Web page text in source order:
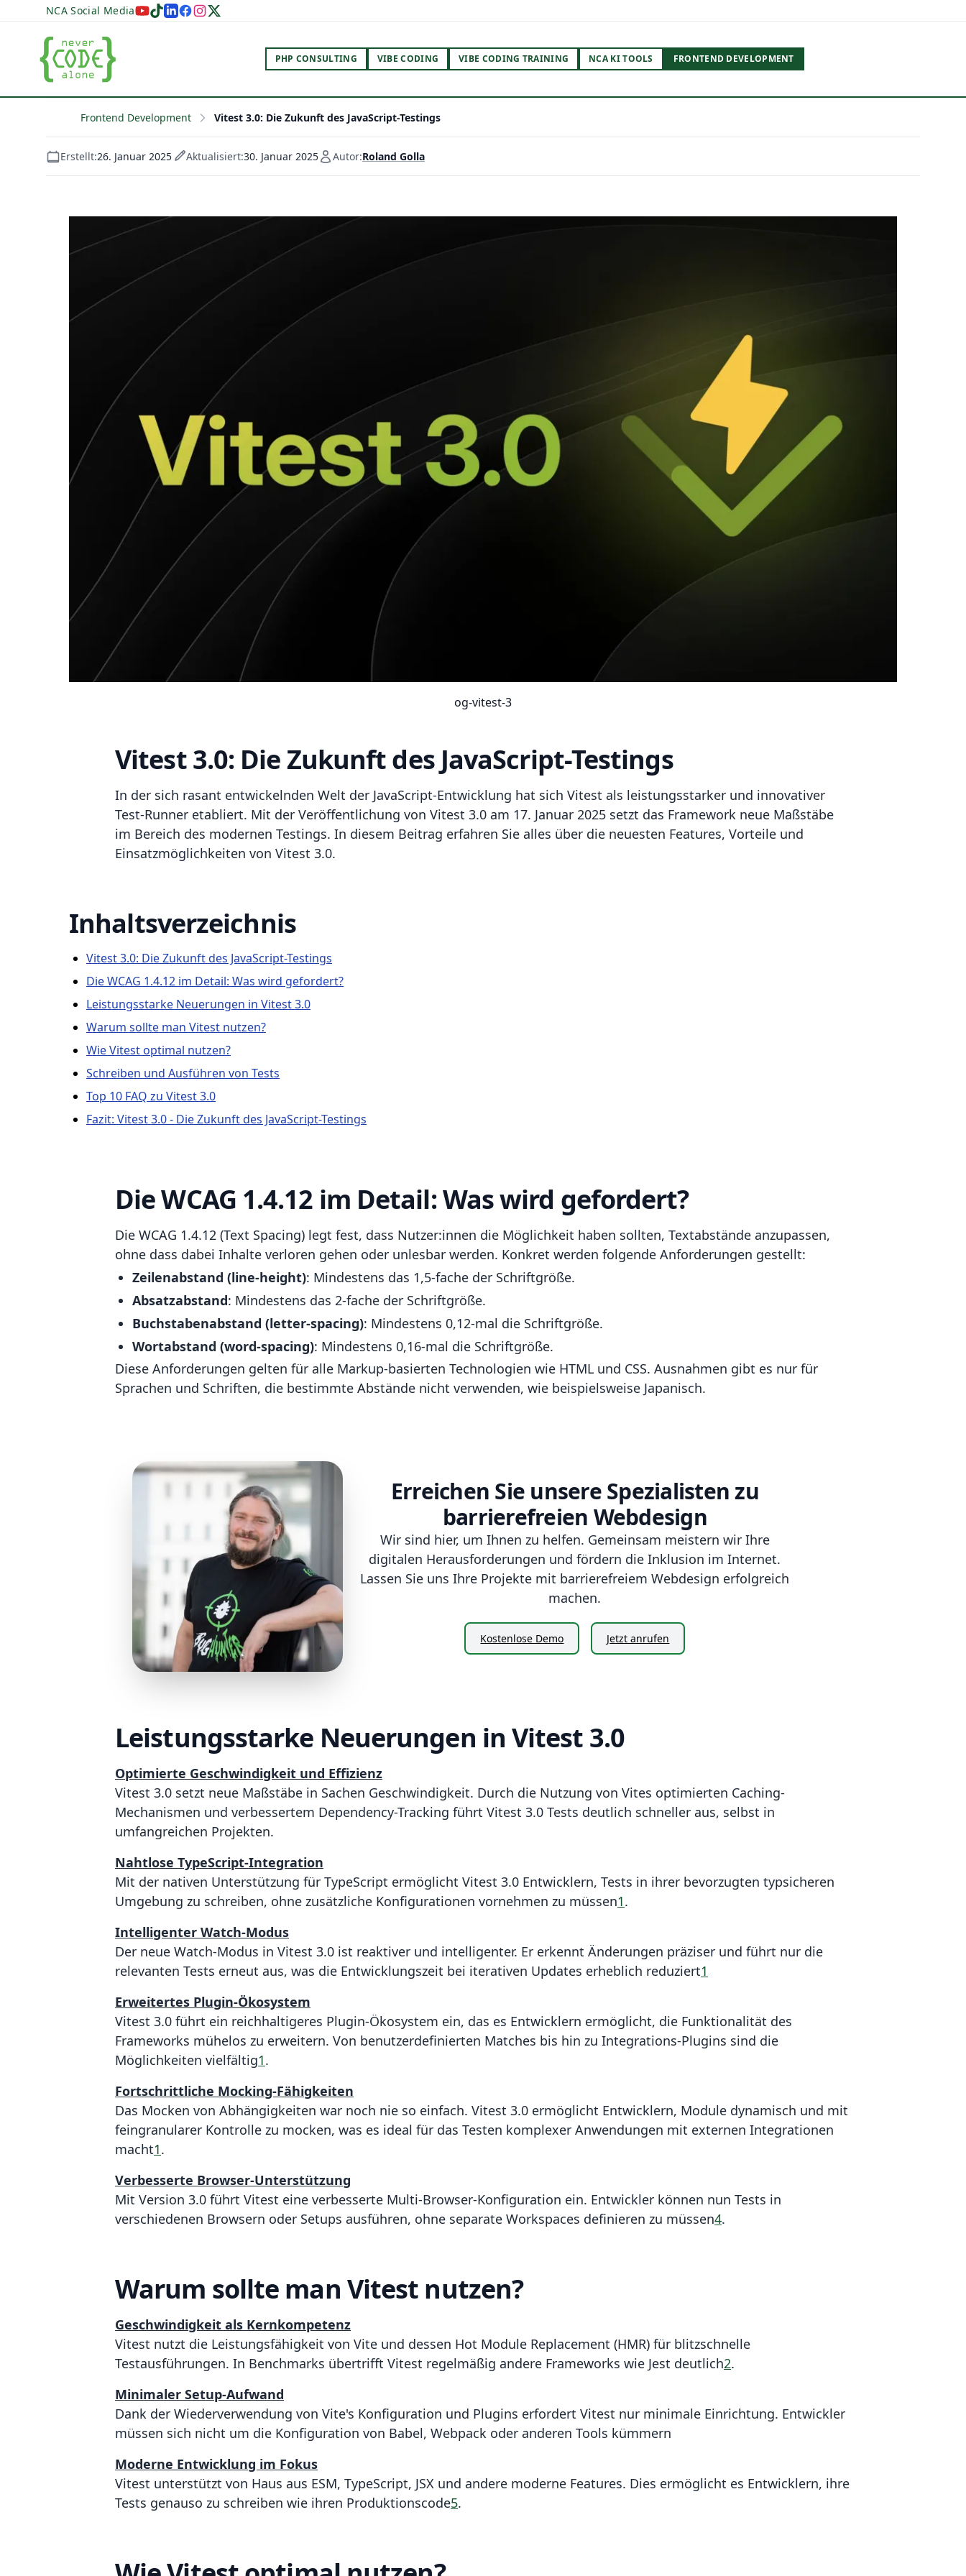
NCA Social Media
PHP CONSULTING VIBE CODING VIBE CODING TRAINING NCA KI TOOLS FRONTEND DEVELOPMENT
Frontend Development Vitest 3.0: Die Zukunft des JavaScript-Testings
Erstellt:26. Januar 2025 Aktualisiert:30. Januar 2025 Autor:Roland Golla
og-vitest-3
Vitest 3.0: Die Zukunft des JavaScript-Testings
In der sich rasant entwickelnden Welt der JavaScript-Entwicklung hat sich Vitest als leistungsstarker und innovativer
Test-Runner etabliert. Mit der Veröffentlichung von Vitest 3.0 am 17. Januar 2025 setzt das Framework neue Maßstäbe
im Bereich des modernen Testings. In diesem Beitrag erfahren Sie alles über die neuesten Features, Vorteile und
Einsatzmöglichkeiten von Vitest 3.0.
Inhaltsverzeichnis
Vitest 3.0: Die Zukunft des JavaScript-Testings
Die WCAG 1.4.12 im Detail: Was wird gefordert?
Leistungsstarke Neuerungen in Vitest 3.0
Warum sollte man Vitest nutzen?
Wie Vitest optimal nutzen?
Schreiben und Ausführen von Tests
Top 10 FAQ zu Vitest 3.0
Fazit: Vitest 3.0 - Die Zukunft des JavaScript-Testings
Die WCAG 1.4.12 im Detail: Was wird gefordert?
Die WCAG 1.4.12 (Text Spacing) legt fest, dass Nutzer:innen die Möglichkeit haben sollten, Textabstände anzupassen,
ohne dass dabei Inhalte verloren gehen oder unlesbar werden. Konkret werden folgende Anforderungen gestellt:
Zeilenabstand (line-height): Mindestens das 1,5-fache der Schriftgröße.
Absatzabstand: Mindestens das 2-fache der Schriftgröße.
Buchstabenabstand (letter-spacing): Mindestens 0,12-mal die Schriftgröße.
Wortabstand (word-spacing): Mindestens 0,16-mal die Schriftgröße.
Diese Anforderungen gelten für alle Markup-basierten Technologien wie HTML und CSS. Ausnahmen gibt es nur für
Sprachen und Schriften, die bestimmte Abstände nicht verwenden, wie beispielsweise Japanisch.
Erreichen Sie unsere Spezialisten zu
barrierefreien Webdesign
Wir sind hier, um Ihnen zu helfen. Gemeinsam meistern wir Ihre
digitalen Herausforderungen und fördern die Inklusion im Internet.
Lassen Sie uns Ihre Projekte mit barrierefreiem Webdesign erfolgreich
machen.
Kostenlose Demo Jetzt anrufen
Leistungsstarke Neuerungen in Vitest 3.0
Optimierte Geschwindigkeit und Effizienz
Vitest 3.0 setzt neue Maßstäbe in Sachen Geschwindigkeit. Durch die Nutzung von Vites optimierten Caching-
Mechanismen und verbessertem Dependency-Tracking führt Vitest 3.0 Tests deutlich schneller aus, selbst in
umfangreichen Projekten.
Nahtlose TypeScript-Integration
Mit der nativen Unterstützung für TypeScript ermöglicht Vitest 3.0 Entwicklern, Tests in ihrer bevorzugten typsicheren
Umgebung zu schreiben, ohne zusätzliche Konfigurationen vornehmen zu müssen1.
Intelligenter Watch-Modus
Der neue Watch-Modus in Vitest 3.0 ist reaktiver und intelligenter. Er erkennt Änderungen präziser und führt nur die
relevanten Tests erneut aus, was die Entwicklungszeit bei iterativen Updates erheblich reduziert1
Erweitertes Plugin-Ökosystem
Vitest 3.0 führt ein reichhaltigeres Plugin-Ökosystem ein, das es Entwicklern ermöglicht, die Funktionalität des
Frameworks mühelos zu erweitern. Von benutzerdefinierten Matches bis hin zu Integrations-Plugins sind die
Möglichkeiten vielfältig1.
Fortschrittliche Mocking-Fähigkeiten
Das Mocken von Abhängigkeiten war noch nie so einfach. Vitest 3.0 ermöglicht Entwicklern, Module dynamisch und mit
feingranularer Kontrolle zu mocken, was es ideal für das Testen komplexer Anwendungen mit externen Integrationen
macht1.
Verbesserte Browser-Unterstützung
Mit Version 3.0 führt Vitest eine verbesserte Multi-Browser-Konfiguration ein. Entwickler können nun Tests in
verschiedenen Browsern oder Setups ausführen, ohne separate Workspaces definieren zu müssen4.
Warum sollte man Vitest nutzen?
Geschwindigkeit als Kernkompetenz
Vitest nutzt die Leistungsfähigkeit von Vite und dessen Hot Module Replacement (HMR) für blitzschnelle
Testausführungen. In Benchmarks übertrifft Vitest regelmäßig andere Frameworks wie Jest deutlich2.
Minimaler Setup-Aufwand
Dank der Wiederverwendung von Vite's Konfiguration und Plugins erfordert Vitest nur minimale Einrichtung. Entwickler
müssen sich nicht um die Konfiguration von Babel, Webpack oder anderen Tools kümmern
Moderne Entwicklung im Fokus
Vitest unterstützt von Haus aus ESM, TypeScript, JSX und andere moderne Features. Dies ermöglicht es Entwicklern, ihre
Tests genauso zu schreiben wie ihren Produktionscode5.